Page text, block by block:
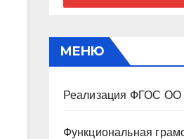
МЕНЮ
Реализация ФГОС ОО
Функциональная